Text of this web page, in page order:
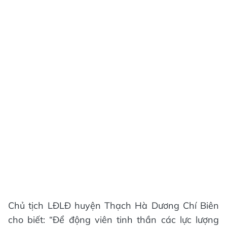
Chủ tịch LĐLĐ huyện Thạch Hà Dương Chí Biên
cho biết: “Để động viên tinh thần các lực lượng